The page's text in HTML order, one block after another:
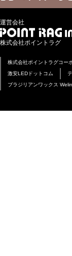
運営会社
株式会社ポイントラグ
株式会社ポイントラグコー
激安LEDドットコム
ブラジリアンワックス